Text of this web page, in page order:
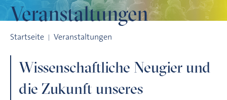
Veranstaltungen
Startseite Veranstaltungen
Wissenschaftliche Neugier und
die Zukunft unseres